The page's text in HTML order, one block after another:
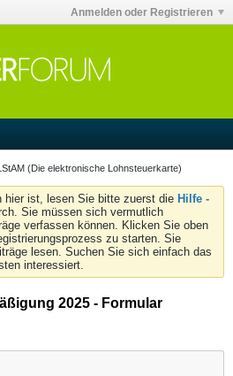
Anmelden oder Registrieren
(Die elektronische Lohnsteuerkarte)
hier ist, lesen Sie bitte zuerst die Hilfe -
Sie müssen sich vermutlich
verfassen können. Klicken Sie oben
zu starten. Sie
lesen. Suchen Sie sich einfach das
interessiert.
2025 - Formular